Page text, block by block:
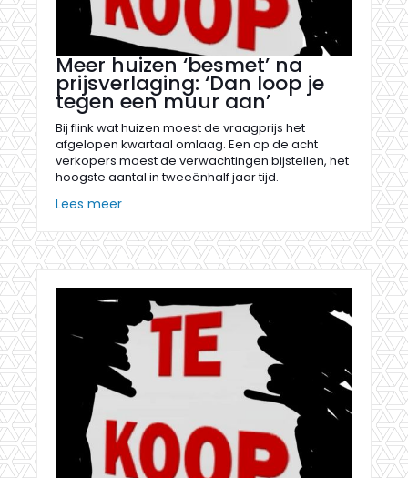
Meer huizen ‘besmet’ na
prijsverlaging: ‘Dan loop je
tegen een muur aan’
Bij flink wat huizen moest de vraagprijs het
afgelopen kwartaal omlaag. Een op de acht
verkopers moest de verwachtingen bijstellen, het
hoogste aantal in tweeënhalf jaar tijd.
Lees meer